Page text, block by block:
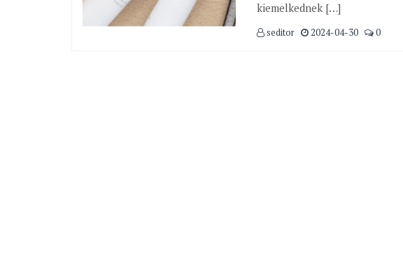
kiemelkednek […]
seditor 2024-04-30 0